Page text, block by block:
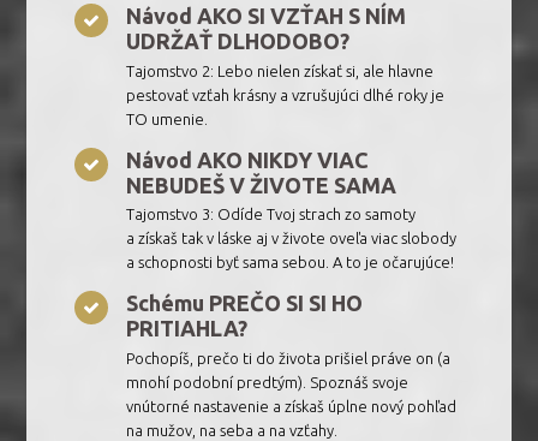
Návod AKO SI VZŤAH S NÍM
UDRŽAŤ DLHODOBO?
Tajomstvo 2: Lebo nielen získať si, ale hlavne
pestovať vzťah krásny a vzrušujúci dlhé roky je
TO umenie.
Návod AKO NIKDY VIAC
NEBUDEŠ V ŽIVOTE SAMA
Tajomstvo 3: Odíde Tvoj strach zo samoty
a získaš tak v láske aj v živote oveľa viac slobody
a schopnosti byť sama sebou. A to je očarujúce!
Schému PREČO SI SI HO
PRITIAHLA?
Pochopíš, prečo ti do života prišiel práve on (a
mnohí podobní predtým). Spoznáš svoje
vnútorné nastavenie a získaš úplne nový pohľad
na mužov, na seba a na vzťahy.